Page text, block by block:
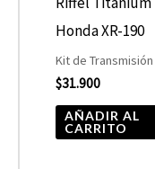
Honda XR-190
Kit de Transmisión
$31.900
AÑADIR AL
CARRITO